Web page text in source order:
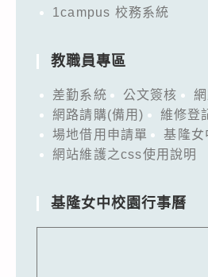
1campus 校務系統
教職員專區
差勤系統 公文簽核
網路請購(備用)
維修登
場地借用申請單
基隆
網站維護之css使用說明
基隆女中校園行事曆